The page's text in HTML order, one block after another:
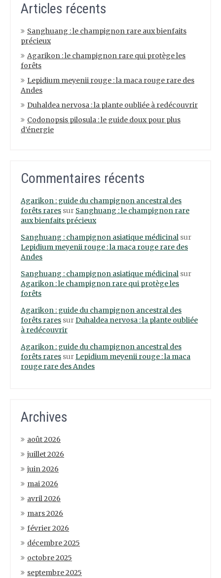
Articles récents
Sanghuang : le champignon rare aux bienfaits
précieux
Agarikon : le champignon rare qui protège les
forêts
Lepidium meyenii rouge : la maca rouge rare des
Andes
Duhaldea nervosa : la plante oubliée à redécouvrir
Codonopsis pilosula : le guide doux pour plus
d’énergie
Commentaires récents
Agarikon : guide du champignon ancestral des
forêts rares sur Sanghuang : le champignon rare
aux bienfaits précieux
Sanghuang : champignon asiatique médicinal sur
Lepidium meyenii rouge : la maca rouge rare des
Andes
Sanghuang : champignon asiatique médicinal sur
Agarikon : le champignon rare qui protège les
forêts
Agarikon : guide du champignon ancestral des
forêts rares surDuhaldea nervosa : la plante oubliée
à redécouvrir
Agarikon : guide du champignon ancestral des
forêts rares surLepidium meyenii rouge : la maca
rouge rare des Andes
Archives
août 2026
juillet 2026
juin 2026
mai 2026
avril 2026
mars 2026
février 2026
décembre 2025
octobre 2025
septembre 2025